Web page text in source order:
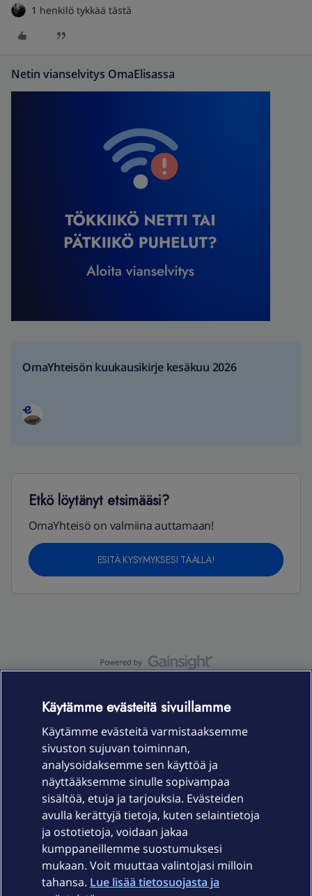
1 henkilö tykkää tästä
Netin vianselvitys OmaElisassa
OmaYhteisön kuukausikirje kesäkuu 2026
Etkö löytänyt etsimääsi?
OmaYhteisö on valmiina auttamaan!
ESITÄ KYSYMYKSESI TÄÄLLÄ!
Laitteet & liittymät
Palvelut
Ajankohtaista
Käytämme evästeitä sivuillamme
Käytämme evästeitä varmistaaksemme
sivuston sujuvan toiminnan,
analysoidaksemme sen käyttöä ja
näyttääksemme sinulle sopivampaa
sisältöä, etuja ja tarjouksia. Evästeiden
avulla kerättyjä tietoja, kuten selaintietoja
ja ostotietoja, voidaan jakaa
kumppaneillemme suostumuksesi
mukaan. Voit muuttaa valintojasi milloin
tahansa. Lue lisää tietosuojasta ja